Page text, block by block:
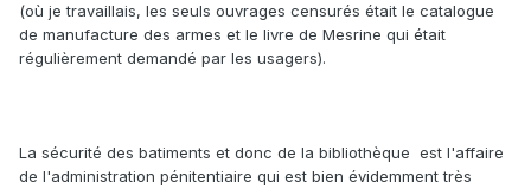
(où je travaillais, les seuls ouvrages censurés était le catalogue
de manufacture des armes et le livre de Mesrine qui était
régulièrement demandé par les usagers).
La sécurité des batiments et donc de la bibliothèque est l'affaire
de l'administration pénitentiaire qui est bien évidemment très